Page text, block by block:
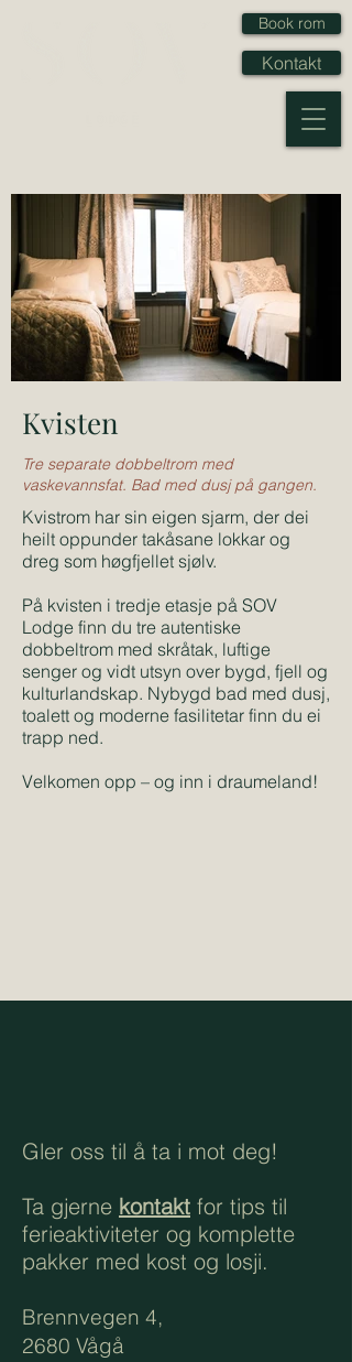
Book rom
Kontakt
Kvisten
Tre separate dobbeltrom med
vaskevannsfat. Bad med dusj på gangen.
Kvistrom har sin eigen sjarm, der dei
heilt oppunder takåsane lokkar og
dreg som høgfjellet sjølv.
På kvisten i tredje etasje på SOV
Lodge finn du tre autentiske
dobbeltrom med skråtak, luftige
senger og vidt utsyn over bygd, fjell og
kulturlandskap. Nybygd bad med dusj,
toalett og moderne fasilitetar finn du ei
trapp ned.
Velkomen opp – og inn i draumeland!
Gler oss til å ta i mot deg!
Ta gjerne kontakt for tips til
ferieaktiviteter og komplette
pakker med kost og losji.
Brennvegen 4,
2680 Vågå